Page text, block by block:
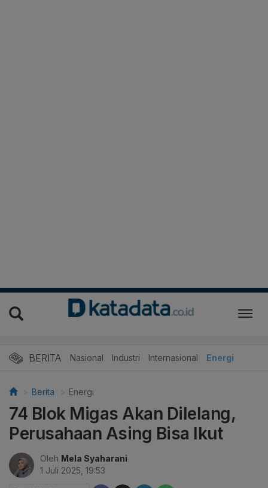
BERITA Nasional Industri Internasional Energi
Berita Energi
74 Blok Migas Akan Dilelang,
Perusahaan Asing Bisa Ikut
Oleh Mela Syaharani
1 Juli 2025, 19:53